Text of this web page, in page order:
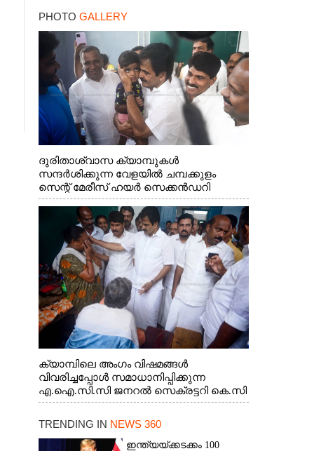
PHOTO GALLERY
ദുരിതാശ്വാസ ക്യാമ്പുകൾ
സന്ദർശിക്കുന്ന വേളയിൽ ചമ്പക്കുളം
സെന്റ് മേരീസ് ഹയർ സെക്കൻഡറി
സ്കൂളിലെ ക്യാമ്പിലെത്തിയ എ.ഐ.സി.സി
ജനറൽ സെക്രട്ടറി കെ.സി
വേണുഗോപാൽ എം.പി കുരുന്നിനെ
എടുത്ത് ലാളിച്ചപ്പോൾ. സഹകരണ-
എക്സൈസ് വകുപ്പ് മന്ത്രി എം. ലിജു,
കൃഷിവകുപ്പ് മന്ത്രി ടി. സിദ്ദിഖ്, റെജി
ചെറിയാൻ എം. എൽ. എ എന്നിവർ സമീപം
ക്യാമ്പിലെ അംഗം വിഷമങ്ങൾ
വിവരിച്ചപ്പോൾ സമാധാനിപ്പിക്കുന്ന
എ.ഐ.സി.സി ജനറൽ സെക്രട്ടറി കെ.സി
വേണുഗോപാൽ എം.പി. സഹകരണ-
എന്നിവർ
TRENDING IN NEWS 360
ഇന്ത്യയ്ക്കടക്കം 100